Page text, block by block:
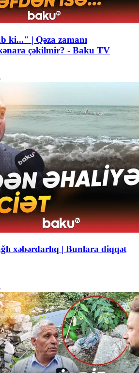
ki..." | Qəza zamanı
çəkilmir? - Baku TV
xəbərdarlıq | Bunlara diqqət